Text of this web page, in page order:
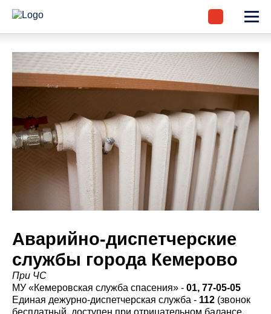
Аварийно-диспетчерские
службы города Кемерово
При ЧС
МУ «Кемеровская служба спасения» - 01, 77-05-05
Единая дежурно-диспетчерская служба - 112 (звонок